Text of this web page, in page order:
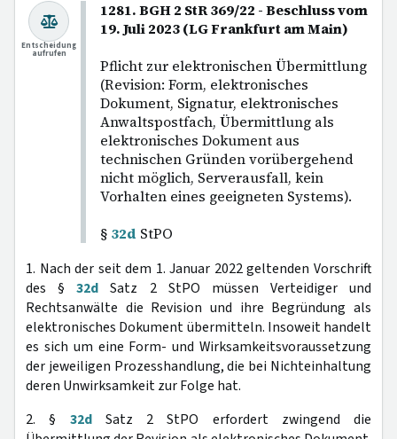
1281. BGH 2 StR 369/22 - Beschluss vom
19. Juli 2023 (LG Frankfurt am Main)
Pflicht zur elektronischen Übermittlung
(Revision: Form, elektronisches
Dokument, Signatur, elektronisches
Anwaltspostfach, Übermittlung als
elektronisches Dokument aus
technischen Gründen vorübergehend
nicht möglich, Serverausfall, kein
Vorhalten eines geeigneten Systems).
§ 32d StPO
Entscheidung
aufrufen
1. Nach der seit dem 1. Januar 2022 geltenden Vorschrift
des §32d Satz 2 StPO müssen Verteidiger und
Rechtsanwälte die Revision und ihre Begründung als
elektronisches Dokument übermitteln. Insoweit handelt
es sich um eine Form- und Wirksamkeitsvoraussetzung
der jeweiligen Prozesshandlung, die bei Nichteinhaltung
deren Unwirksamkeit zur Folge hat.
2. § 32dSatz 2 StPO erfordert zwingend die